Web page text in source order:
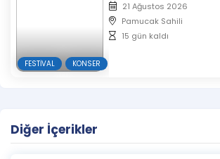
FESTIVAL KONSER
21 Ağustos 2026
Pamucak Sahili
15 gün kaldı
Diğer İçerikler